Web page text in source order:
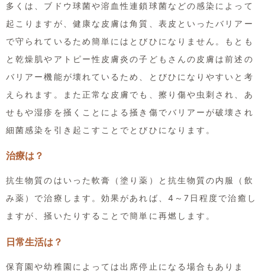
多くは、ブドウ球菌や溶血性連鎖球菌などの感染によって
起こりますが、健康な皮膚は角質、表皮といったバリアー
で守られているため簡単にはとびひになりません。もとも
と乾燥肌やアトピー性皮膚炎の子どもさんの皮膚は前述の
バリアー機能が壊れているため、とびひになりやすいと考
えられます。また正常な皮膚でも、擦り傷や虫刺され、あ
せもや湿疹を掻くことによる掻き傷でバリアーが破壊され
細菌感染を引き起こすことでとびひになります。
治療は？
抗生物質のはいった軟膏（塗り薬）と抗生物質の内服（飲
み薬）で治療します。効果があれば、4～7日程度で治癒し
ますが、掻いたりすることで簡単に再燃します。
日常生活は？
保育園や幼稚園によっては出席停止になる場合もありま